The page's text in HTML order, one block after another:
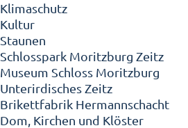
Klimaschutz
Kultur
Staunen
Schlosspark Moritzburg Zeitz
Museum Schloss Moritzburg
Unterirdisches Zeitz
Brikettfabrik Hermannschacht
Dom, Kirchen und Klöster